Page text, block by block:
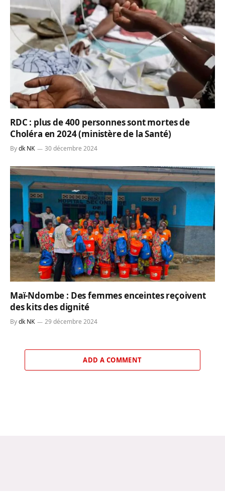
RDC : plus de 400 personnes sont mortes de
Choléra en 2024 (ministère de la Santé)
Bydk NK 30 décembre 2024
Maï-Ndombe : Des femmes enceintes reçoivent
des kits des dignité
Bydk NK 29 décembre 2024
ADD A COMMENT